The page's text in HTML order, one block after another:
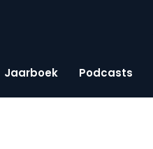
Jaarboek Podcasts